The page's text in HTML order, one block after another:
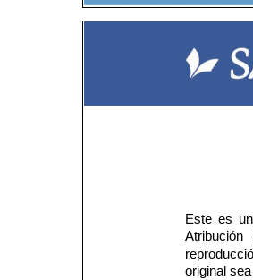
Este es un
Atribución
original